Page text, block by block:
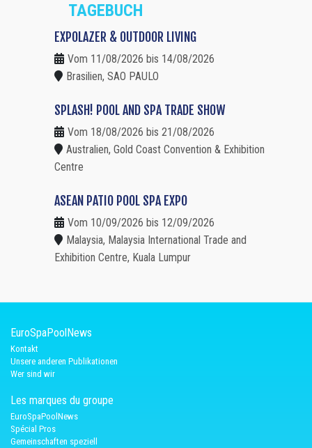
TAGEBUCH
EXPOLAZER & OUTDOOR LIVING
Vom 11/08/2026 bis 14/08/2026
Brasilien, SAO PAULO
SPLASH! POOL AND SPA TRADE SHOW
Vom 18/08/2026 bis 21/08/2026
Australien, Gold Coast Convention & Exhibition
Centre
ASEAN PATIO POOL SPA EXPO
Vom 10/09/2026 bis 12/09/2026
Malaysia, Malaysia International Trade and
Exhibition Centre, Kuala Lumpur
EuroSpaPoolNews
Kontakt
Unsere anderen Publikationen
Wer sind wir
Les marques du groupe
EuroSpaPoolNews
Spécial Pros
Gemeinschaften speziell